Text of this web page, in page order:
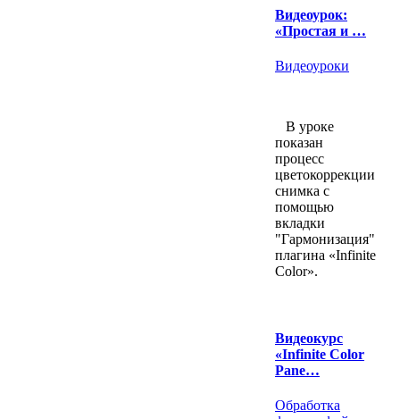
Видеоурок:
«Простая и …
Видеоуроки
В уроке
показан
процесс
цветокоррекции
снимка с
помощью
вкладки
"Гармонизация"
плагина «Infinite
Color».
Видеокурс
«Infinite Color
Pane…
Обработка